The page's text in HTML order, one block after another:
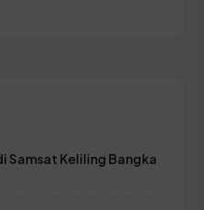
Samsat Keliling Bangka